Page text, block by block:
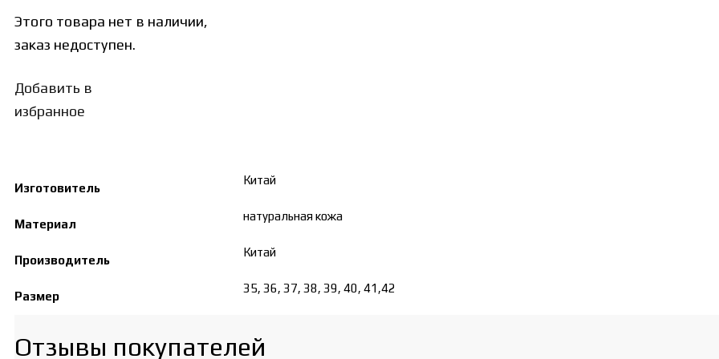
Этого товара нет в наличии,
заказ недоступен.
Добавить в
избранное
Изготовитель
Китай
Материал
натуральная кожа
Производитель
Китай
Размер
35, 36, 37, 38, 39, 40, 41,42
Отзывы покупателей​